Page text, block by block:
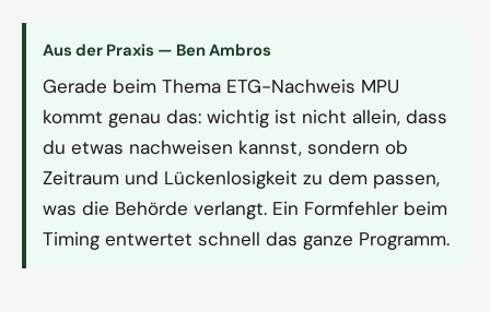
Aus der Praxis — Ben Ambros
Gerade beim Thema ETG-Nachweis MPU
kommt genau das: wichtig ist nicht allein, dass
du etwas nachweisen kannst, sondern ob
Zeitraum und Lückenlosigkeit zu dem passen,
was die Behörde verlangt. Ein Formfehler beim
Timing entwertet schnell das ganze Programm.